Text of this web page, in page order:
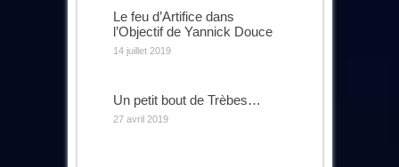
Le feu d’Artifice dans
l’Objectif de Yannick Douce
14 juillet 2019
Un petit bout de Trèbes…
27 avril 2019